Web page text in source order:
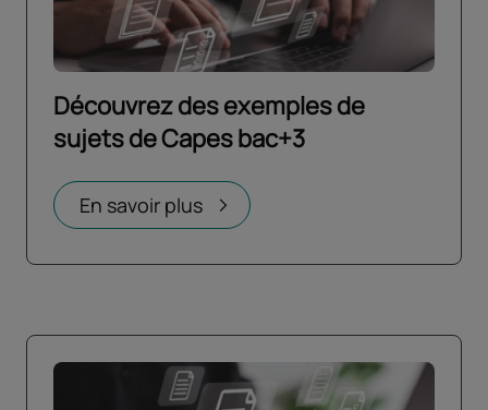
Découvrez des exemples de
sujets de Capes bac+3
En savoir plus
Ouvrir dans un nouvel onglet